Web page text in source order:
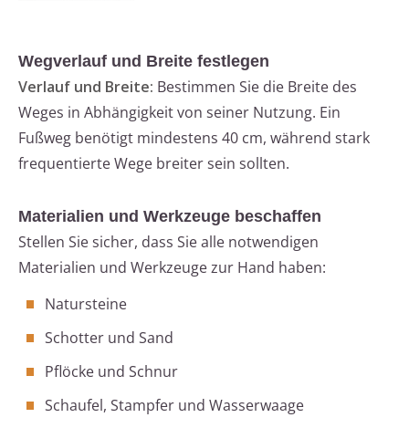
Wegverlauf und Breite festlegen
Verlauf und Breite: Bestimmen Sie die Breite des
Weges in Abhängigkeit von seiner Nutzung. Ein
Fußweg benötigt mindestens 40 cm, während stark
frequentierte Wege breiter sein sollten.
Materialien und Werkzeuge beschaffen
Stellen Sie sicher, dass Sie alle notwendigen
Materialien und Werkzeuge zur Hand haben:
Natursteine
Schotter und Sand
Pflöcke und Schnur
Schaufel, Stampfer und Wasserwaage